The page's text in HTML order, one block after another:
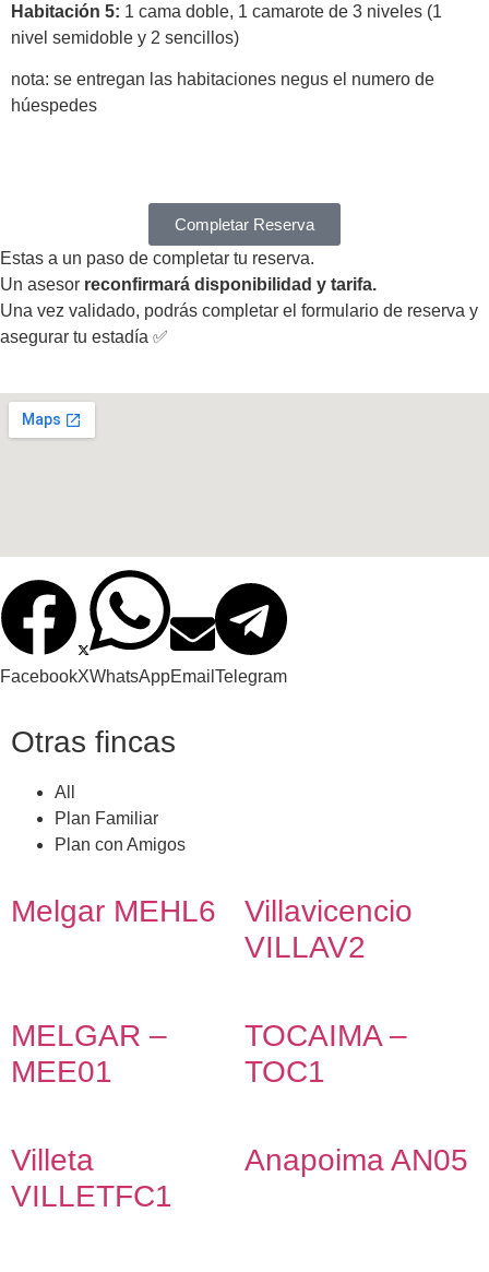
Habitación 5: 1 cama doble, 1 camarote de 3 niveles (1
nivel semidoble y 2 sencillos)
nota: se entregan las habitaciones negus el numero de
húespedes
Completar Reserva
Estas a un paso de completar tu reserva.
Un asesor reconfirmará disponibilidad y tarifa.
Una vez validado, podrás completar el formulario de reserva y
asegurar tu estadía ✅
FacebookXWhatsAppEmail Telegram
Otras fincas
All
Plan Familiar
Plan con Amigos
Melgar MEHL6
Villavicencio
VILLAV2
MELGAR –
MEE01
TOCAIMA –
TOC1
Villeta
VILLETFC1
Anapoima AN05